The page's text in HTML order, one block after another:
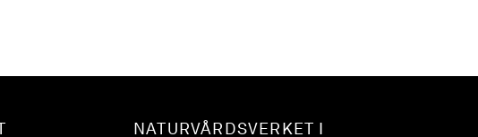
NATURVÅRDSVERKET I